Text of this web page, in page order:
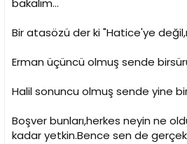
bakalım...
Bir atasözü der ki "Hatice'ye
Erman üçüncü olmuş sende
Halil sonuncu olmuş sende yine
Boşver bunları,herkes neyin ne
kadar yetkin.Bence sen de